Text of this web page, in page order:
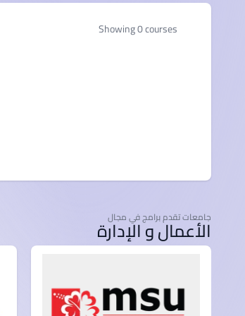
Showing 0 courses
جامعات تقدم برامج في مجال
الأعمال و الإدارة